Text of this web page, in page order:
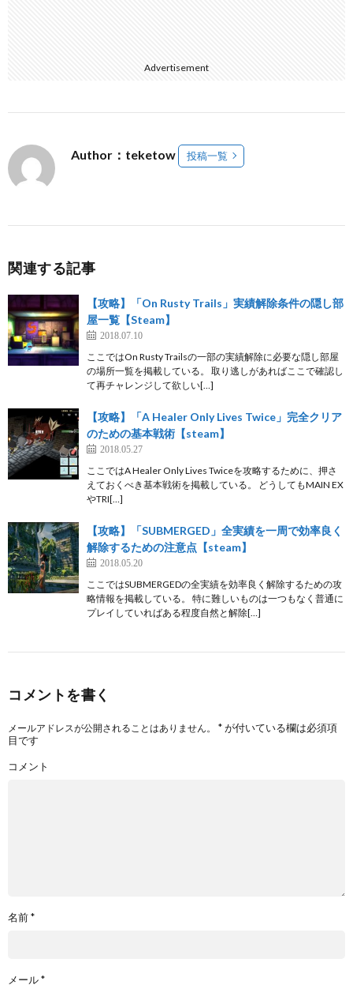
Advertisement
Author：teketow 投稿一覧
関連する記事
【攻略】「On Rusty Trails」実績解除条件の隠し部
屋一覧【Steam】
2018.07.10
ここではOn Rusty Trailsの一部の実績解除に必要な隠し部屋
の場所一覧を掲載している。 取り逃しがあればここで確認し
て再チャレンジして欲しい[…]
【攻略】「A Healer Only Lives Twice」完全クリア
のための基本戦術【steam】
2018.05.27
ここではA Healer Only Lives Twiceを攻略するために、押さ
えておくべき基本戦術を掲載している。 どうしてもMAIN EX
やTRI[…]
【攻略】「SUBMERGED」全実績を一周で効率良く
解除するための注意点【steam】
2018.05.20
ここではSUBMERGEDの全実績を効率良く解除するための攻
略情報を掲載している。 特に難しいものは一つもなく普通に
プレイしていればある程度自然と解除[…]
コメントを書く
メールアドレスが公開されることはありません。 *が付いている欄は必須項
目です
コメント
名前*
メール*